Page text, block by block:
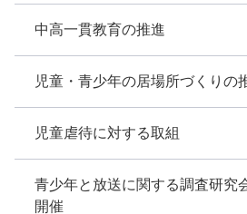
中高一貫教育の推進
児童・青少年の居場所づくりの
児童虐待に対する取組
青少年と放送に関する調査研究
開催